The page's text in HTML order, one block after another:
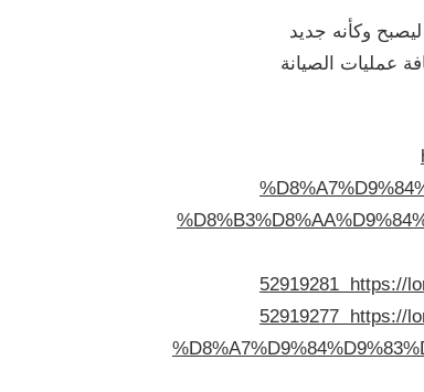
وكأنه جديد
عمليات الصيانة
52919281 https://
52919277 https://